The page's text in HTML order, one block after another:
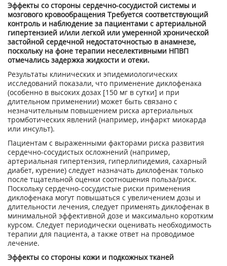
Эффекты со стороны сердечно-сосудистой системы и
мозгового кровообращения Требуется соответствующий
контроль и наблюдение за пациентами с артериальной
гипертензией и/или легкой или умеренной хронической
застойной сердечной недостаточностью в анамнезе,
поскольку на фоне терапии неселективными НПВП
отмечались задержка жидкости и отеки.
Результаты клинических и эпидемиологических
исследований показали, что применение диклофенака
(особенно в высоких дозах [150 мг в сутки] и при
длительном применении) может быть связано с
незначительным повышением риска артериальных
тромботических явлений (например, инфаркт миокарда
или инсульт).
Пациентам с выраженными факторами риска развития
сердечно-сосудистых осложнений (например,
артериальная гипертензия, гиперлипидемия, сахарный
диабет, курение) следует назначать диклофенак только
после тщательной оценки соотношения польза/риск.
Поскольку сердечно-сосудистые риски применения
диклофенака могут повышаться с увеличением дозы и
длительности лечения, следует применять диклофенак в
минимальной эффективной дозе и максимально коротким
курсом. Следует периодически оценивать необходимость
терапии для пациента, а также ответ на проводимое
лечение.
Эффекты со стороны кожи и подкожных тканей